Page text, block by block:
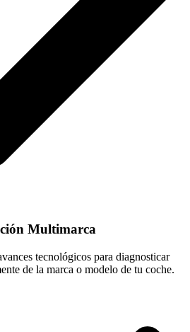
Multimarca
tecnológicos para diagnosticar
de la marca o modelo de tu coche.